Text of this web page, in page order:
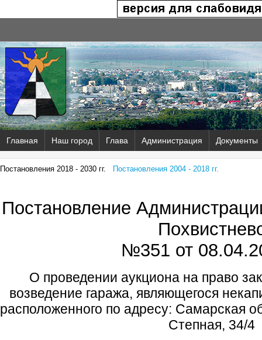
Главная Наш город Глава Администрация Документы
Постановления 2018 - 2030 гг. Постановления 2004 - 2018 гг.
Постановление
№351 от
О проведении аукциона на право
возведение гаража, являющегося
расположенного по адресу: Самарская
Степная, 34/4